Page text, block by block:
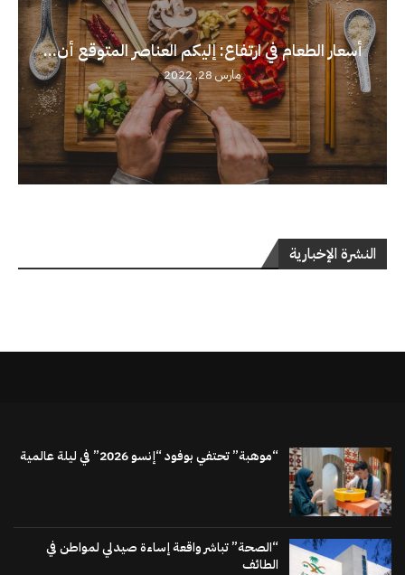
أسعار الطعام في ارتفاع: إليكم العناصر المتوقع أن...
مارس 28, 2022
النشرة الإخبارية
“موهبة” تحتفي بوفود “إنسو 2026” في ليلة عالمية
“الصحة” تباشر واقعة إساءة صيدلي لمواطن في
الطائف